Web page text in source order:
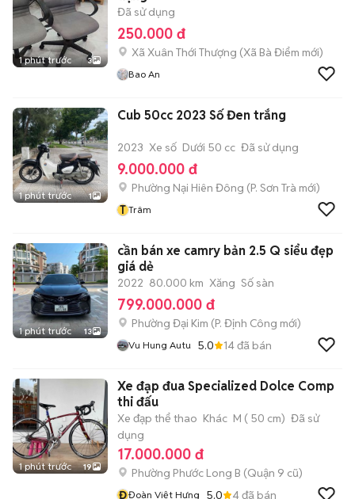
1 phút trước 3
Đã sử dụng
250.000 đ
Xã Xuân Thới Thượng (Xã Bà Điểm mới)
Bao An
1 phút trước 1
Cub 50cc 2023 Số Đen trắng
2023 Xe số Dưới 50 cc Đã sử dụng
9.000.000 đ
Phường Nại Hiên Đông (P. Sơn Trà mới)
T Trâm
1 phút trước 13
cần bán xe camry bản 2.5 Q siểu đẹp
giá dẻ
2022 80.000 km Xăng Số sàn
799.000.000 đ
Phường Đại Kim (P. Định Công mới)
Vu Hung Autu 5.0 14đã bán
1 phút trước 19
Xe đạp đua Specialized Dolce Comp
thi đấu
Xe đạp thể thao Khác M ( 50 cm) Đã sử
dụng
17.000.000 đ
Phường Phước Long B (Quận 9 cũ)
ĐĐoàn Việt Hưng 5.0 4đã bán